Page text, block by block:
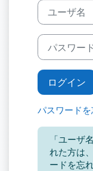
ユーザ名
パスワード
ログイン
パスワード
「ユーザ
れた方は
ードを忘